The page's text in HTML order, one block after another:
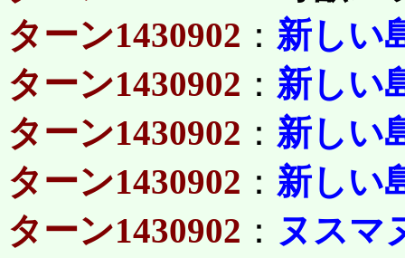
ターン1430902 ： 新しい
ターン1430902 ： 新しい
ターン1430902 ： 新しい
ターン1430902 ： 新しい
ターン1430902 ： ヌスマ